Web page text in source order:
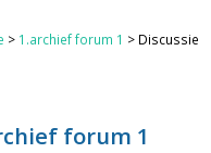
> 1.archief forum 1 > Discussie
forum 1